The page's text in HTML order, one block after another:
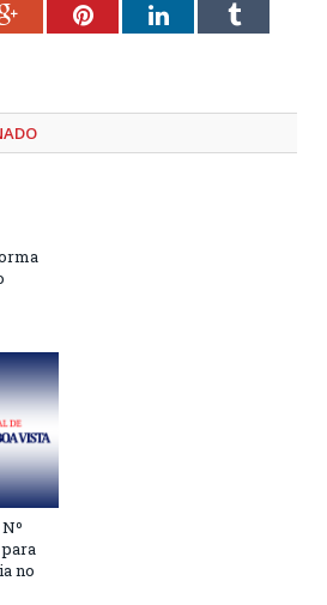
Google+PinterestLinkedInTumblr
para
no